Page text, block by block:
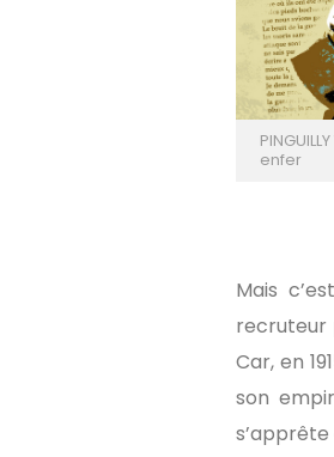
enfer
Mais
recruteur
Car, en
son